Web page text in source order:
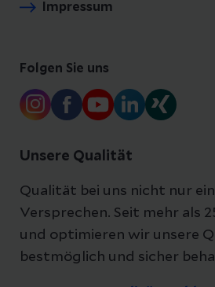
Impressum
Folgen Sie uns
Unsere Qualität
Qualität bei uns nicht nur
Versprechen. Seit mehr als
und optimieren wir unsere
bestmöglich und sicher